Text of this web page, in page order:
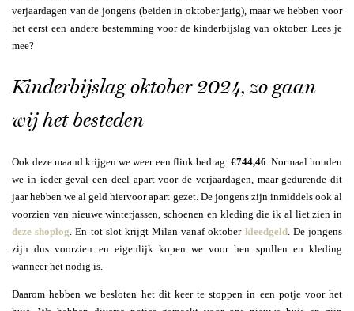
verjaardagen van de jongens (beiden in oktober jarig), maar we hebben voor
het eerst een andere bestemming voor de kinderbijslag van oktober. Lees je
mee?
Kinderbijslag oktober 2024, zo gaan
wij het besteden
Ook deze maand krijgen we weer een flink bedrag: €744,46. Normaal houden
we in ieder geval een deel apart voor de verjaardagen, maar gedurende dit
jaar hebben we al geld hiervoor apart gezet. De jongens zijn inmiddels ook al
voorzien van nieuwe winterjassen, schoenen en kleding die ik al liet zien in
deze shoplog. En tot slot krijgt Milan vanaf oktober kleedgeld. De jongens
zijn dus voorzien en eigenlijk kopen we voor hen spullen en kleding
wanneer het nodig is.
Daarom hebben we besloten het dit keer te stoppen in een potje voor het